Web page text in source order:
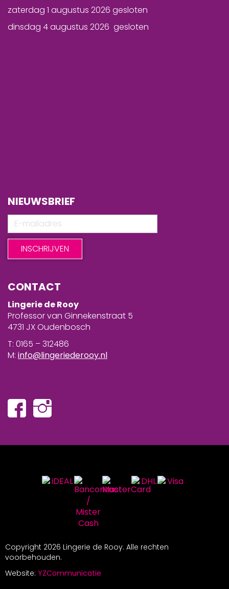
zaterdag 1 augustus 2026 gesloten
dinsdag 4 augustus 2026 gesloten
NIEUWSBRIEF
CONTACT
Lingerie de Rooy
Professor van Ginnekenstraat 5
4731 JX Oudenbosch
T: 0165 – 312486
M: info@lingeriederooy.nl
Copyright 2026 Lingerie de Rooy. Alle rechten
voorbehouden.
Website: YZCommunicatie